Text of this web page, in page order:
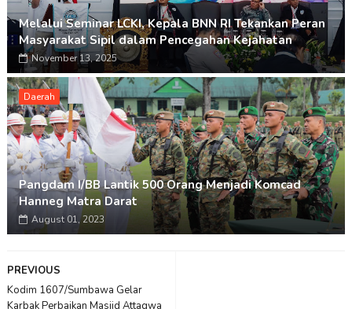
Melalui Seminar LCKI, Kepala BNN RI Tekankan Peran
Masyarakat Sipil dalam Pencegahan Kejahatan
November 13, 2025
Daerah
Pangdam I/BB Lantik 500 Orang Menjadi Komcad
Hanneg Matra Darat
August 01, 2023
PREVIOUS
Kodim 1607/Sumbawa Gelar
Karbak Perbaikan Masjid Attaqwa